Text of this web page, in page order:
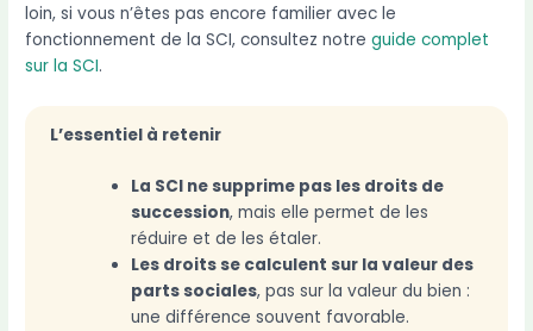
loin, si vous n’êtes pas encore familier avec le
fonctionnement de la SCI, consultez notreguide complet
sur la SCI.
L’essentiel à retenir
La SCI ne supprime pas les droits de
succession, mais elle permet de les
réduire et de les étaler.
Les droits se calculent sur la valeur des
parts sociales, pas sur la valeur du bien :
une différence souvent favorable.